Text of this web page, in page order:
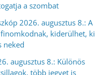
a szombat
2026. augusztus 8.: A
kiderülhet, ki
neked
augusztus 8.: Különös
több jegyet is